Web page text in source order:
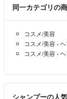
同一カテゴリの
コスメ/美容
コスメ/美容 ›
コスメ/美容 ›
シャンプーの人